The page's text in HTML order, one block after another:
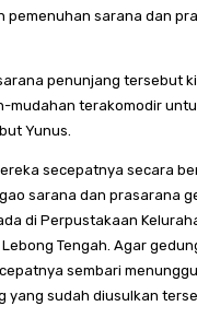
pemenuhan sarana dan
penunjang tersebut
mudahan terakomodir
Yunus.
secepatnya secara
sarana dan prasarana
di Perpustakaan
Tengah. Agar
sembari
yang sudah diusulkan